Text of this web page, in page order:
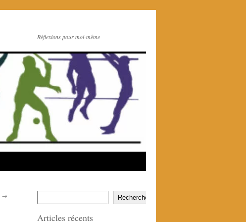
Réflexions pour moi-même
→ Rechercher
Articles récents